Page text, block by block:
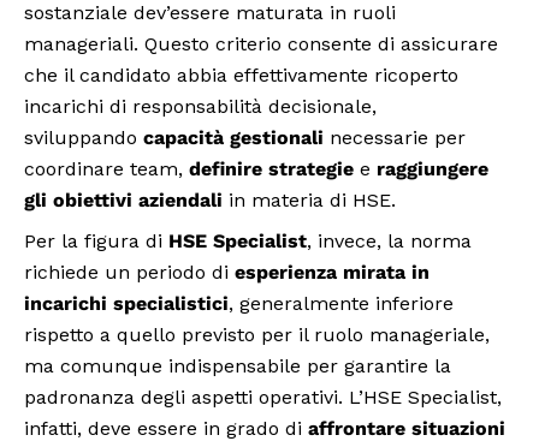
sostanziale dev’essere maturata in ruoli
manageriali. Questo criterio consente di assicurare
che il candidato abbia effettivamente ricoperto
incarichi di responsabilità decisionale,
sviluppando capacità gestionali necessarie per
coordinare team, definire strategie e raggiungere
gli obiettivi aziendali in materia di HSE.
Per la figura di HSE Specialist, invece, la norma
richiede un periodo di esperienza mirata in
incarichi specialistici, generalmente inferiore
rispetto a quello previsto per il ruolo manageriale,
ma comunque indispensabile per garantire la
padronanza degli aspetti operativi. L’HSE Specialist,
infatti, deve essere in grado di affrontare situazioni